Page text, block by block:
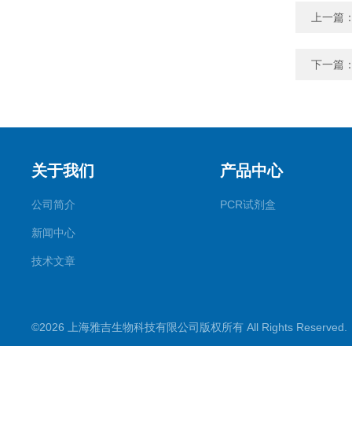
上一篇
下一篇
关于我们
公司简介
新闻中心
技术文章
产品中心
PCR试剂盒
©2026 上海雅吉生物科技有限公司版权所有 All Rights